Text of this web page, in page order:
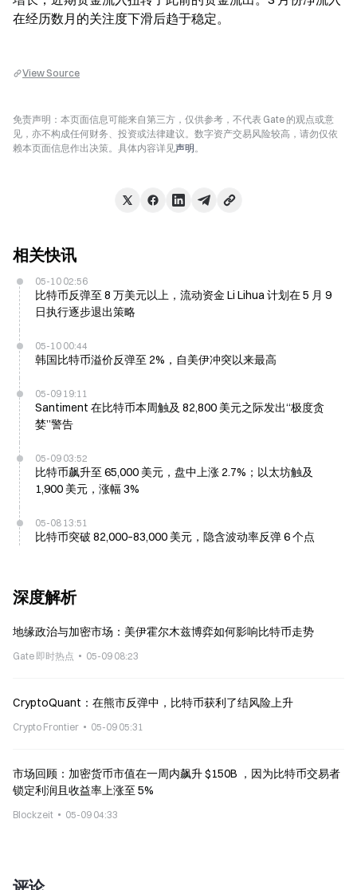
在经历数月的关注度下滑后趋于稳定。
View Source
免责声明：本页面信息可能来自第三方，仅供参考，不代表 Gate 的观点或意
见，亦不构成任何财务、投资或法律建议。数字资产交易风险较高，请勿仅依
赖本页面信息作出决策。具体内容详见声明。
相关快讯
05-10 02:56
比特币反弹至 8 万美元以上，流动资金 Li Lihua 计划在 5 月 9
日执行逐步退出策略
05-10 00:44
韩国比特币溢价反弹至 2%，自美伊冲突以来最高
05-09 19:11
Santiment 在比特币本周触及 82,800 美元之际发出“极度贪
婪”警告
05-09 03:52
比特币飙升至 65,000 美元，盘中上涨 2.7%；以太坊触及
1,900 美元，涨幅 3%
05-08 13:51
比特币突破 82,000–83,000 美元，隐含波动率反弹 6 个点
深度解析
地缘政治与加密市场：美伊霍尔木兹博弈如何影响比特币走势
Gate 即时热点 05-09 08:23
CryptoQuant：在熊市反弹中，比特币获利了结风险上升
Crypto Frontier 05-09 05:31
市场回顾：加密货币市值在一周内飙升 $150B ，因为比特币交易者
锁定利润且收益率上涨至 5%
Blockzeit 05-09 04:33